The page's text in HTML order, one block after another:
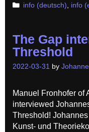
Categories
info (deutsch) info
The Gap
Threshold
2022-03-31 by
Manuel Fronhofer of
interviewed
Threshold!
Kunst- und